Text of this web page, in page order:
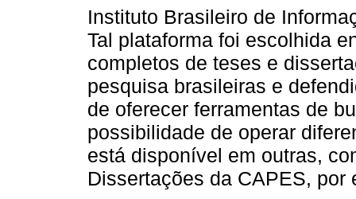
Instituto Brasileiro de
Tal plataforma foi escolhida
completos de teses e
pesquisa brasileiras e
de oferecer ferramentas de
possibilidade de operar
está disponível em outras,
Dissertações da CAPES, por